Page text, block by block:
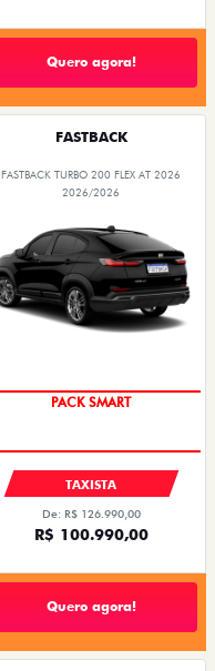
Quero agora!
FASTBACK
FASTBACK TURBO 200 FLEX AT 2026
2026/2026
PACK SMART
TAXISTA
De: R$ 126.990,00
R$ 100.990,00
Quero agora!